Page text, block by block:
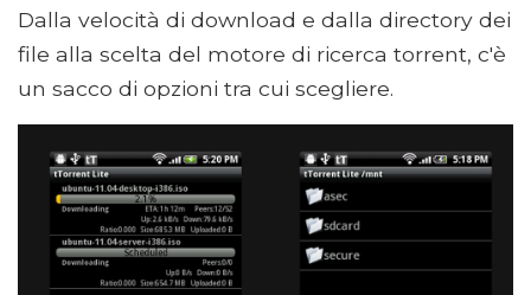
Dalla velocità di download e dalla directory dei
file alla scelta del motore di ricerca torrent, c'è
un sacco di opzioni tra cui scegliere.